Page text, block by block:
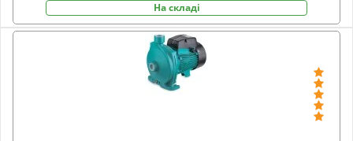
На складі